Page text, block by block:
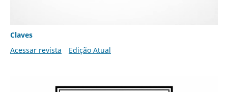
Claves
Acessar revista
Edição Atual